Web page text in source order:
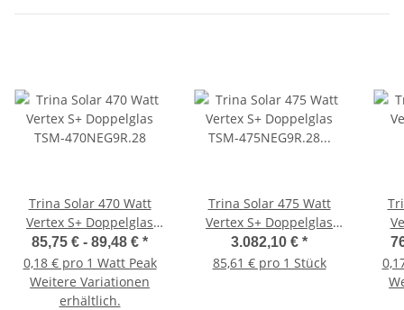
Trina Solar 470 Watt
Vertex S+ Doppelglas
TSM-470NEG9R.28
85,75 € - 89,48 € *
0,18 € pro 1 Watt Peak
Weitere Variationen
erhältlich.
Trina Solar 475 Watt
Vertex S+ Doppelglas
TSM-475NEG9R.28 VPE
36 Stück
3.082,10 € *
85,61 € pro 1 Stück